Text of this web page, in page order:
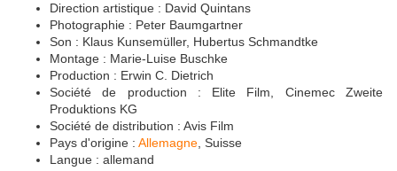
Direction artistique : David Quintans
Photographie : Peter Baumgartner
Son : Klaus Kunsemüller, Hubertus Schmandtke
Montage : Marie-Luise Buschke
Production : Erwin C. Dietrich
Société de production : Elite Film, Cinemec Zweite
Produktions KG
Société de distribution : Avis Film
Pays d'origine : Allemagne , Suisse
Langue : allemand